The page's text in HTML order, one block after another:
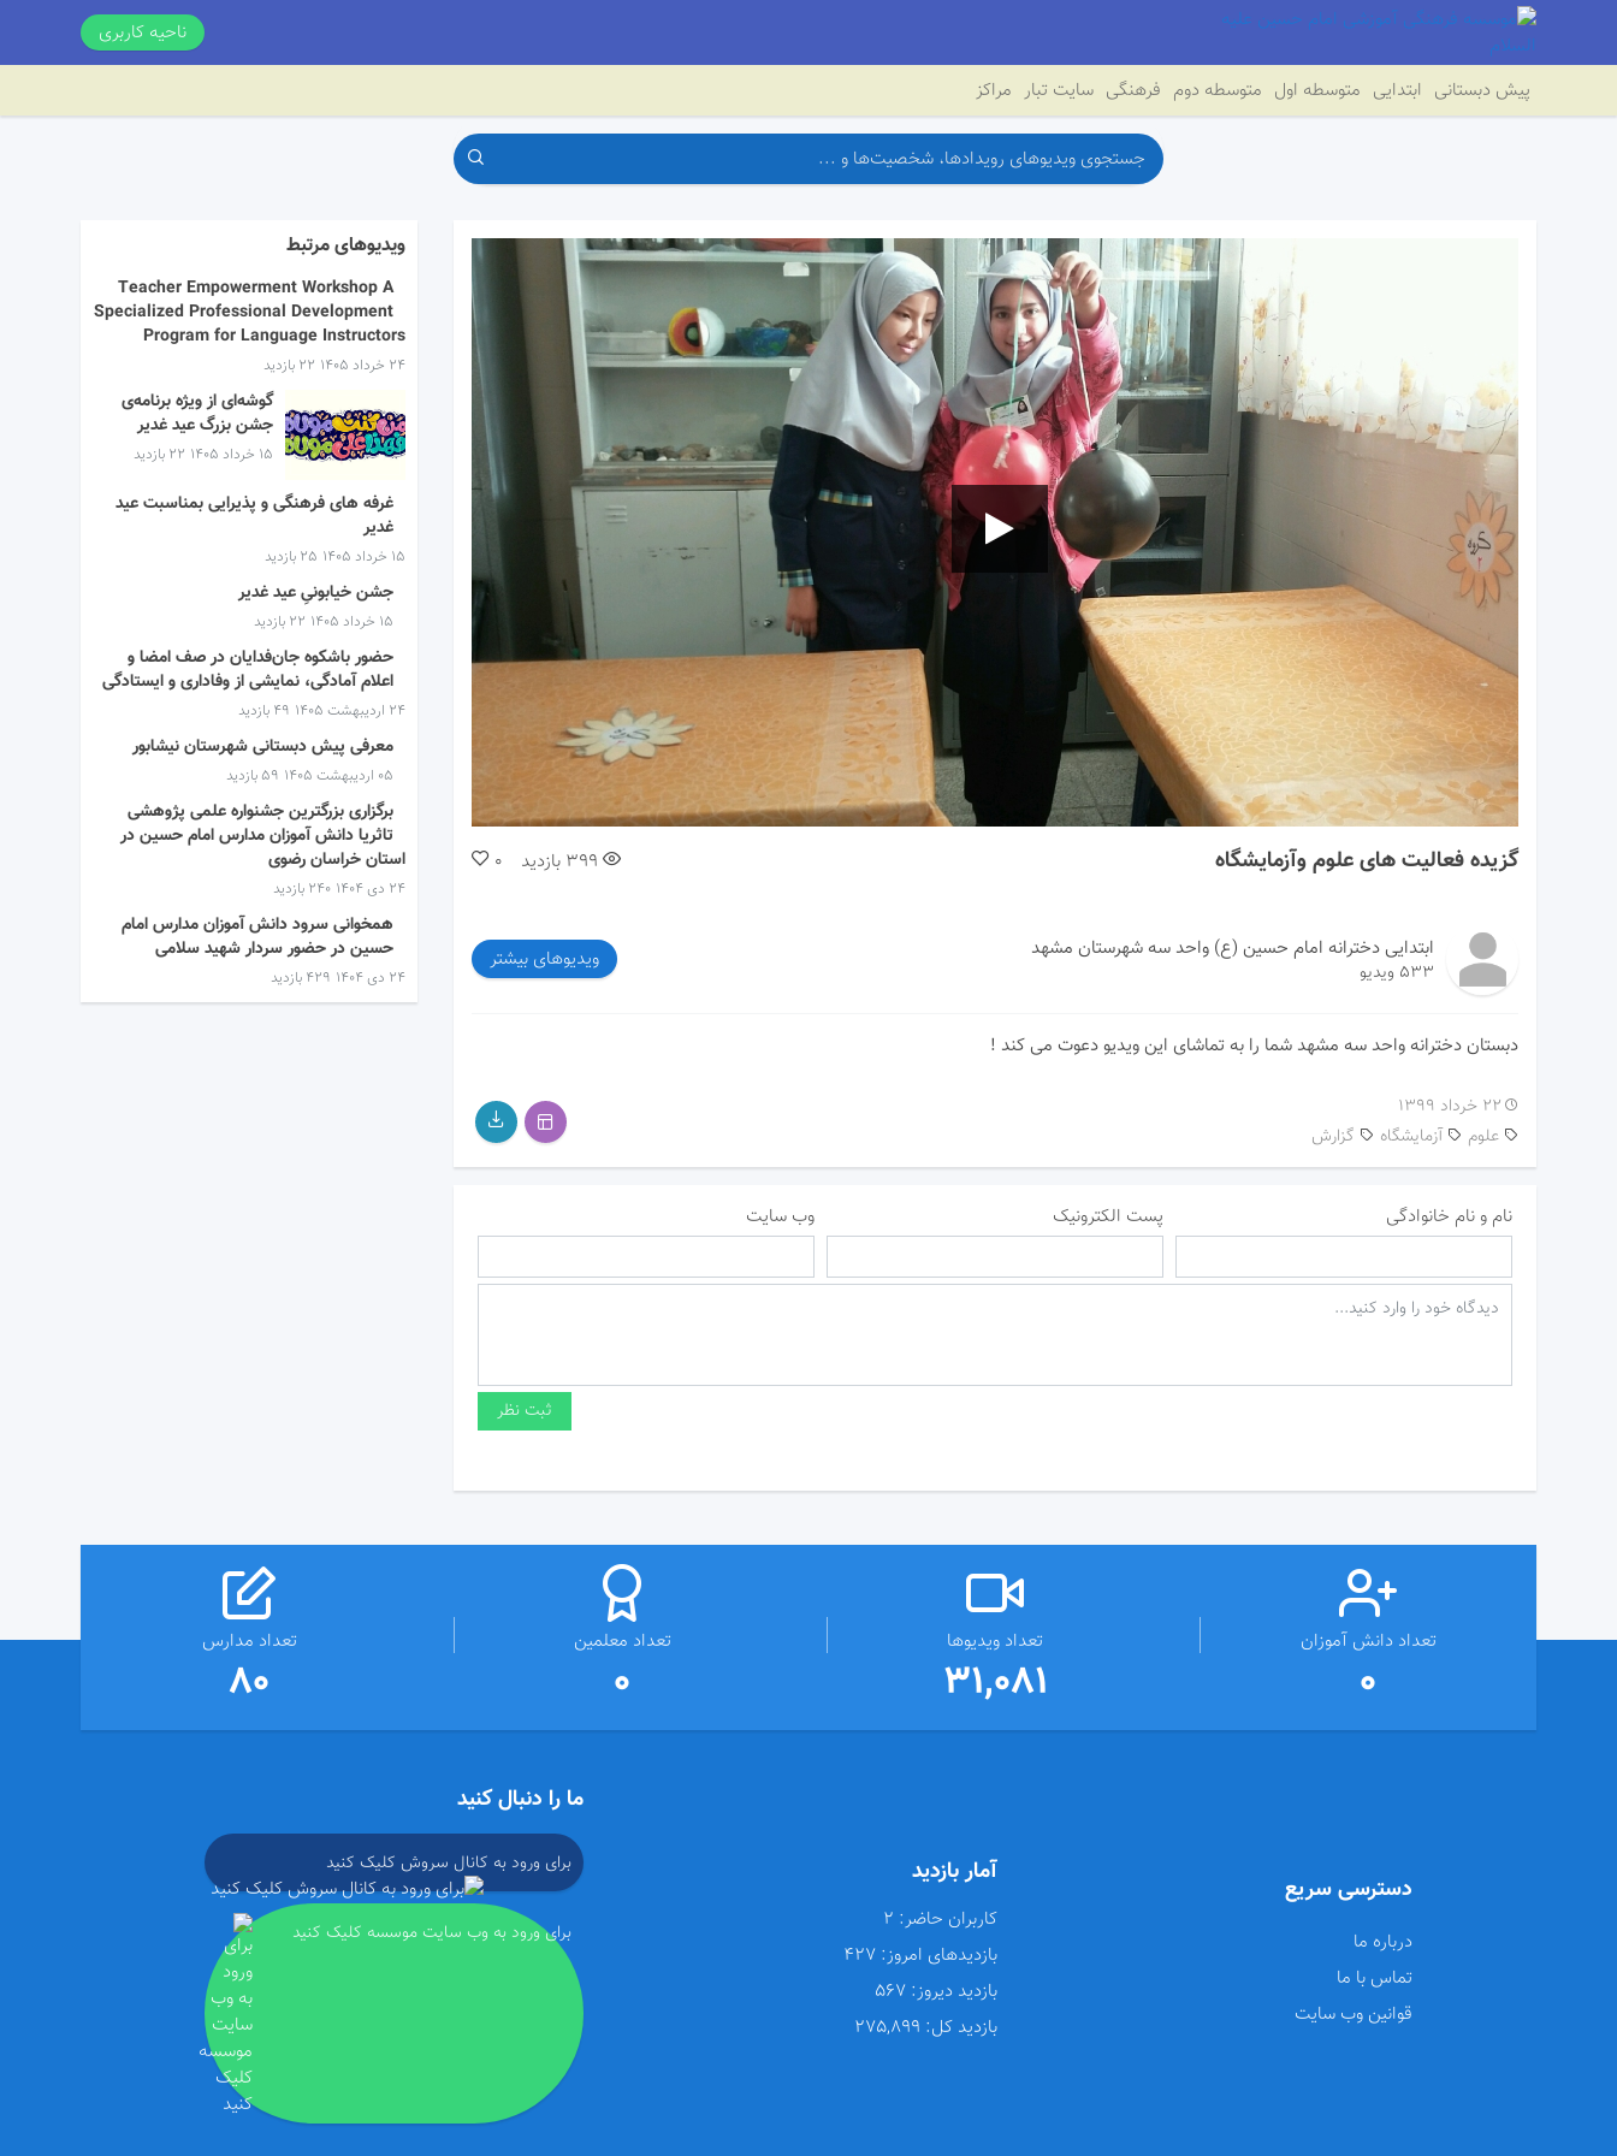
ناحیه کاربری
پیش دبستانی ابتدایی متوسطه اول متوسطه دوم فرهنگی سایت تبار مراکز
04:04
گزیده فعالیت های علوم وآزمایشگاه 0 399 بازدید
ابتدایی دخترانه امام حسین (ع) واحد سه شهرستان مشهد
533 ویدیو ویدیوهای بیشتر
دبستان دخترانه واحد سه مشهد شما را به تماشای این ویدیو دعوت می کند !
۲۲ خرداد ۱۳۹۹
آزمایشگاه
علوم گزارش
نام و نام خانوادگی پست الکترونیک وب سایت
ویدیوهای مرتبط
Teacher Empowerment Workshop A
Specialized Professional Development
Program for Language Instructors
۲۴ خرداد ۱۴۰۵ 22 بازدید
گوشه‌ای از ویژه برنامه‌ی
جشن بزرگ عید غدیر
۱۵ خرداد ۱۴۰۵ 22 بازدید
غرفه های فرهنگی و پذیرایی بمناسبت عید
غدیر
۱۵ خرداد ۱۴۰۵ 25 بازدید
جشن خیابونیِ عید غدیر
۱۵ خرداد ۱۴۰۵ 22 بازدید
حضور باشکوه جان‌فدایان در صف امضا و
اعلام آمادگی، نمایشی از وفاداری و ایستادگی
۲۴ اردیبهشت ۱۴۰۵ 49 بازدید
معرفی پیش دبستانی شهرستان نیشابور
۰۵ اردیبهشت ۱۴۰۵ 59 بازدید
برگزاری بزرگترین جشنواره علمی پژوهشی
تاثریا دانش آموزان مدارس امام حسین در
استان خراسان رضوی
۲۴ دی ۱۴۰۴ 240 بازدید
همخوانی سرود دانش آموزان مدارس امام
حسین در حضور سردار شهید سلامی
۲۴ دی ۱۴۰۴ 429 بازدید
تعداد دانش آموزان
0
تعداد ویدیوها
31,081
تعداد معلمین
0
تعداد مدارس
80
دسترسی سریع
درباره ما
تماس با ما
قوانین وب سایت
آمار بازدید
کاربران حاضر:
بازدیدهای امروز:
بازدید دیروز:
بازدید کل:
ما را دنبال کنید
برای ورود به کانال سروش کلیک کنید
برای ورود به وب سایت موسسه کلیک کنید